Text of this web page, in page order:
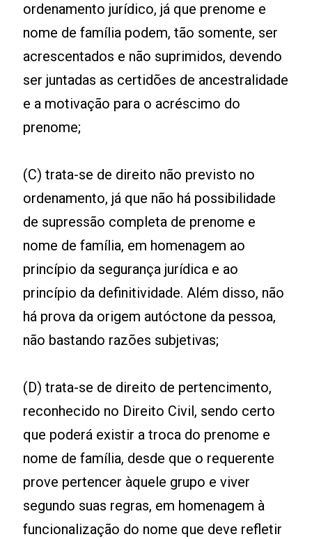
ordenamento jurídico, já que prenome e
nome de família podem, tão somente, ser
acrescentados e não suprimidos, devendo
ser juntadas as certidões de ancestralidade
e a motivação para o acréscimo do
prenome;
(C) trata-se de direito não previsto no
ordenamento, já que não há possibilidade
de supressão completa de prenome e
nome de família, em homenagem ao
princípio da segurança jurídica e ao
princípio da definitividade. Além disso, não
há prova da origem autóctone da pessoa,
não bastando razões subjetivas;
(D) trata-se de direito de pertencimento,
reconhecido no Direito Civil, sendo certo
que poderá existir a troca do prenome e
nome de família, desde que o requerente
prove pertencer àquele grupo e viver
segundo suas regras, em homenagem à
funcionalização do nome que deve refletir